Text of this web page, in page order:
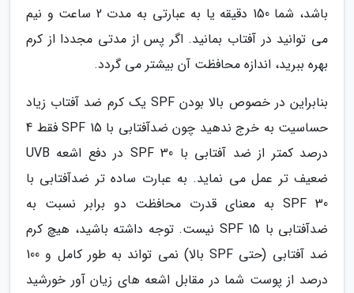
باشد، شما 150 دقیقه یا به عبارتی به مدت 2 ساعت و نیم
می توانید در آفتاب بمانید. اگر پس از مدتی مجددا از کرم
بهره ببرید، اندازه محافظت آن بیشتر می گردد.
بنابراین در خصوص بالا بودن SPF یک کرم ضد آفتاب زیاد
حساسیت به خرج ندهید چون ضدآفتابی با 15 SPF فقط 4
درصد کمتر از ضد آفتابی با SPF 30 در دفع اشعه UVB
ضعیف تر عمل می نماید. به عبارت ساده تر ضدآفتابی با
SPF 30 به معنای قدرت محافظت دو برابر نسبت به
ضدآفتابی با SPF 15 نیست. توجه داشته باشید، هیچ کرم
ضد آفتابی (حتی SPF بالا) نمی تواند به طور کامل و 100
درصد از پوست شما در مقابل اشعه های زیان آور خورشید